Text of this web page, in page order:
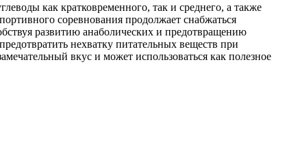
как кратковременного, так и среднего, а также
соревнования продолжает снабжаться
развитию анаболических и предотвращению
нехватку питательных веществ при
вкус и может использоваться как полезное